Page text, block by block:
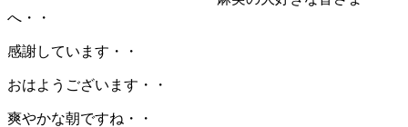
へ・・
感謝しています・・
おはようございます・・
爽やかな朝ですね・・